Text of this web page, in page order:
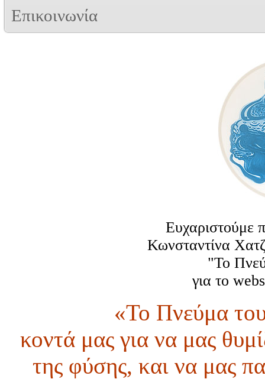
Επικοινωνία
Ευχαριστούμε
Κωνσταντίνα
"Το
για το
«Το Πνεύμα
κοντά μας για να μας
της φύσης, και να μας